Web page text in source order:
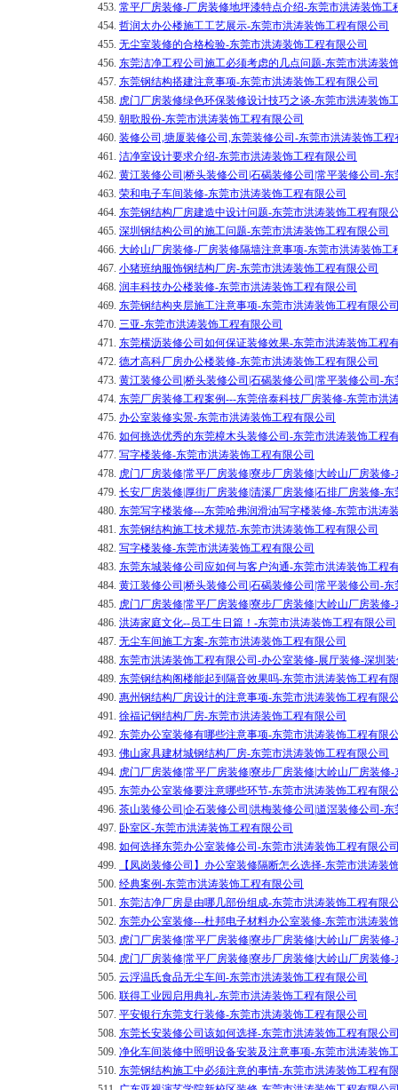
453. 常平厂房装修-厂房装修地坪漆特点介绍-东莞市洪涛装饰工
454. 哲润太办公楼施工工艺展示-东莞市洪涛装饰工程有限公司
455. 无尘室装修的合格检验-东莞市洪涛装饰工程有限公司
456. 东莞洁净工程公司施工必须考虑的几点问题-东莞市洪涛装
457. 东莞钢结构搭建注意事项-东莞市洪涛装饰工程有限公司
458. 虎门厂房装修绿色环保装修设计技巧之谈-东莞市洪涛装饰
459. 朝歌股份-东莞市洪涛装饰工程有限公司
460. 装修公司,塘厦装修公司,东莞装修公司-东莞市洪涛装饰工程
461. 洁净室设计要求介绍-东莞市洪涛装饰工程有限公司
462. 黄江装修公司|桥头装修公司|石碣装修公司|常平装修公司-
463. 荣和电子车间装修-东莞市洪涛装饰工程有限公司
464. 东莞钢结构厂房建造中设计问题-东莞市洪涛装饰工程有限
465. 深圳钢结构公司的施工问题-东莞市洪涛装饰工程有限公司
466. 大岭山厂房装修-厂房装修隔墙注意事项-东莞市洪涛装饰工
467. 小猪班纳服饰钢结构厂房-东莞市洪涛装饰工程有限公司
468. 润丰科技办公楼装修-东莞市洪涛装饰工程有限公司
469. 东莞钢结构夹层施工注意事项-东莞市洪涛装饰工程有限公
470. 三亚-东莞市洪涛装饰工程有限公司
471. 东莞横沥装修公司如何保证装修效果-东莞市洪涛装饰工程
472. 德才高科厂房办公楼装修-东莞市洪涛装饰工程有限公司
473. 黄江装修公司|桥头装修公司|石碣装修公司|常平装修公司-
474. 东莞厂房装修工程案例---东莞倍泰科技厂房装修-东莞市洪
475. 办公室装修实景-东莞市洪涛装饰工程有限公司
476. 如何挑选优秀的东莞樟木头装修公司-东莞市洪涛装饰工程
477. 写字楼装修-东莞市洪涛装饰工程有限公司
478. 虎门厂房装修|常平厂房装修|寮步厂房装修|大岭山厂房装修
479. 长安厂房装修|厚街厂房装修|清溪厂房装修|石排厂房装修-
480. 东莞写字楼装修---东莞哈弗润滑油写字楼装修-东莞市洪涛
481. 东莞钢结构施工技术规范-东莞市洪涛装饰工程有限公司
482. 写字楼装修-东莞市洪涛装饰工程有限公司
483. 东莞东城装修公司应如何与客户沟通-东莞市洪涛装饰工程
484. 黄江装修公司|桥头装修公司|石碣装修公司|常平装修公司-
485. 虎门厂房装修|常平厂房装修|寮步厂房装修|大岭山厂房装修
486. 洪涛家庭文化--员工生日篇！-东莞市洪涛装饰工程有限公司
487. 无尘车间施工方案-东莞市洪涛装饰工程有限公司
488. 东莞市洪涛装饰工程有限公司-办公室装修-展厅装修-深圳
489. 东莞钢结构阁楼能起到隔音效果吗-东莞市洪涛装饰工程有
490. 惠州钢结构厂房设计的注意事项-东莞市洪涛装饰工程有限
491. 徐福记钢结构厂房-东莞市洪涛装饰工程有限公司
492. 东莞办公室装修有哪些注意事项-东莞市洪涛装饰工程有限
493. 佛山家具建材城钢结构厂房-东莞市洪涛装饰工程有限公司
494. 虎门厂房装修|常平厂房装修|寮步厂房装修|大岭山厂房装修
495. 东莞办公室装修要注意哪些环节-东莞市洪涛装饰工程有限
496. 茶山装修公司|企石装修公司|洪梅装修公司|道滘装修公司-
497. 卧室区-东莞市洪涛装饰工程有限公司
498. 如何选择东莞办公室装修公司-东莞市洪涛装饰工程有限公
499.
【凤岗装修公司】办公室装修隔断怎么选择-东莞市洪涛装
500. 经典案例-东莞市洪涛装饰工程有限公司
501. 东莞洁净厂房是由哪几部份组成-东莞市洪涛装饰工程有限
502. 东莞办公室装修---杜邦电子材料办公室装修-东莞市洪涛装
503. 虎门厂房装修|常平厂房装修|寮步厂房装修|大岭山厂房装修
504. 虎门厂房装修|常平厂房装修|寮步厂房装修|大岭山厂房装修
505. 云浮温氏食品无尘车间-东莞市洪涛装饰工程有限公司
506. 联得工业园启用典礼-东莞市洪涛装饰工程有限公司
507. 平安银行东莞支行装修-东莞市洪涛装饰工程有限公司
508. 东莞长安装修公司该如何选择-东莞市洪涛装饰工程有限公
509. 净化车间装修中照明设备安装及注意事项-东莞市洪涛装饰
510. 东莞钢结构施工中必须注意的事情-东莞市洪涛装饰工程有